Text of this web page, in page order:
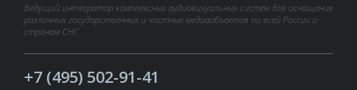
Ведущий интегратор комплексных аудиовизуальных систем для оснащения
различных государственных и частных медиаобъектов по всей России и
странам СНГ.
+7 (495) 502-91-41